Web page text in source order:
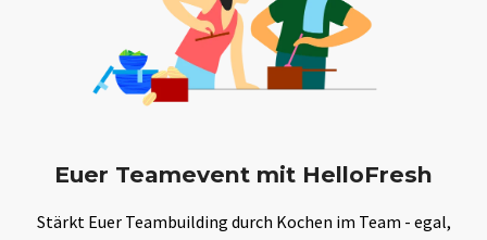
Euer Teamevent mit HelloFresh
Stärkt Euer Teambuilding durch Kochen im Team - egal,